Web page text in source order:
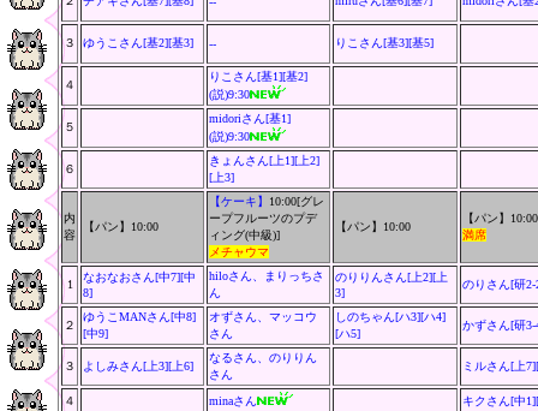
３ ゆうこさん[基2][基3] -- りこさん[基3][基5]
４
りこさん[基1][基2]
(説)9:30
５
midoriさん[基1]
(説)9:30
６
きょんさん[上1][上2]
[上3]
内
容
【パン】10:00
【ケーキ】 10:00[グレ
ープフルーツのプデ
ィング(中級)]
メチャウマ
【パン】10:00
【パン】10:00
満席
1
なおなおさん[中7][中
8]
hiloさん、まりっちさ
ん
のりりんさん[上2][上
3]
のりさん[研2-
２
ゆうこMANさん[中8]
[中9]
オずさん、マッコウ
さん
しのちゃん[ハ3][ハ4]
[ハ5]
かずさん[研
３ よしみさん[上3][上6]
なるさん、のりりん
さん
ミルさん[上
４ minaさん
キクさん[中